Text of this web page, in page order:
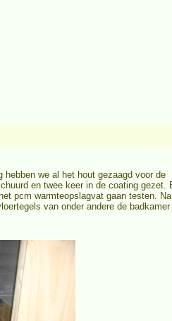
hebben we al het hout gezaagd voor de
en twee keer in de coating gezet.
pcm warmteopslagvat gaan testen.
van onder andere de badkamer